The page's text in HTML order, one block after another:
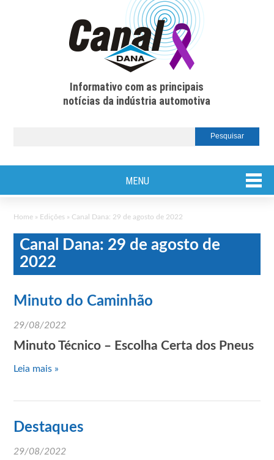
Informativo com as principais
notícias da indústria automotiva
MENU
Home » Edições » Canal Dana: 29 de agosto de 2022
Canal Dana: 29 de agosto de
2022
Minuto do Caminhão
29/08/2022
Minuto Técnico – Escolha Certa dos Pneus
Leia mais »
Destaques
29/08/2022